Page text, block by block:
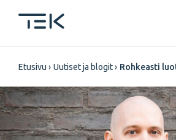
pääsisältöön
Murupolku
Etusivu Uutiset ja blogit Rohkeasti